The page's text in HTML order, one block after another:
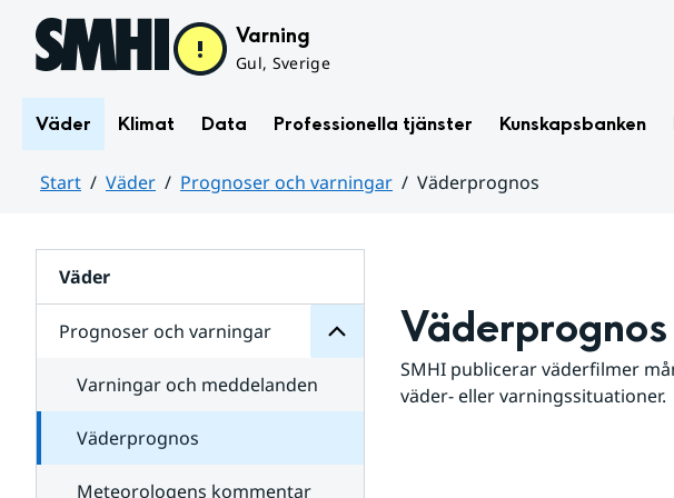
Hoppa till sidans innehåll Varning
Gul, Sverige
Väder Klimat Data Professionella tjänster Kunskapsbanken
Start Väder Prognoser och varningar
Väderprognos
Väder
Prognoser och varningar
för
varningar
Varningar och meddelanden
Väderprognos
Meteorologens kommentar
Väderprognos
SMHI publicerar väderfilmer
väder- eller varningssituationer.